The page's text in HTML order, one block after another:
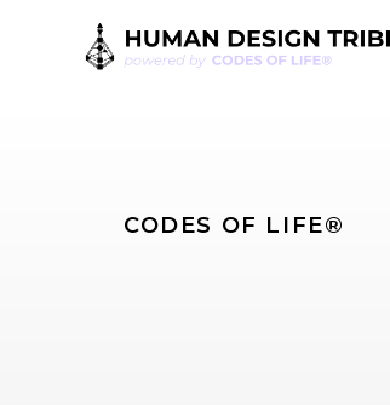
CODES OF LIFE®